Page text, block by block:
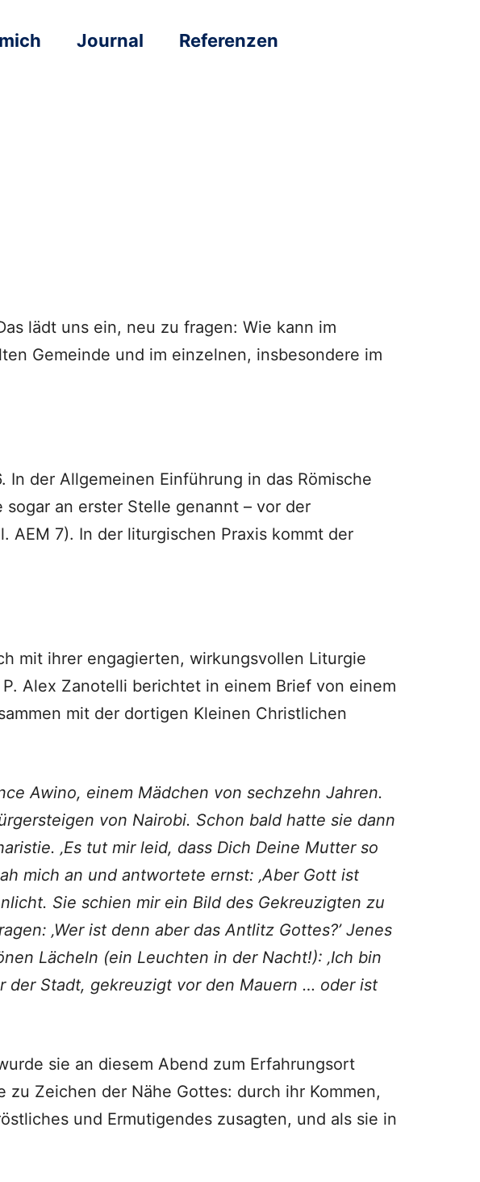
Journal Referenzen
lädt uns ein, neu zu fragen: Wie kann im
Gemeinde und im einzelnen, insbesondere im
der Allgemeinen Einführung in das Römische
an erster Stelle genannt – vor der
AEM 7). In der liturgischen Praxis kommt der
mit ihrer engagierten, wirkungsvollen Liturgie
Alex Zanotelli berichtet in einem Brief von einem
mit der dortigen Kleinen Christlichen
Awino, einem Mäd­chen von sechzehn Jahren.
von Nairobi. Schon bald hatte sie dann
‚Es tut mir leid, dass Dich Deine Mutter so
mich an und antwortete ernst: ‚Aber Gott ist
Sie schien mir ein Bild des Gekreuzigten zu
‚Wer ist denn aber das Antlitz Got­tes?’ Jenes
Lä­cheln (ein Leuchten in der Nacht!): ‚Ich bin
der Stadt, gekreuzigt vor den Mauern … oder ist
sie an diesem Abend zum Erfahrungsort
Zeichen der Nähe Gottes: durch ihr Kommen,
und Ermutigendes zusagten, und als sie in